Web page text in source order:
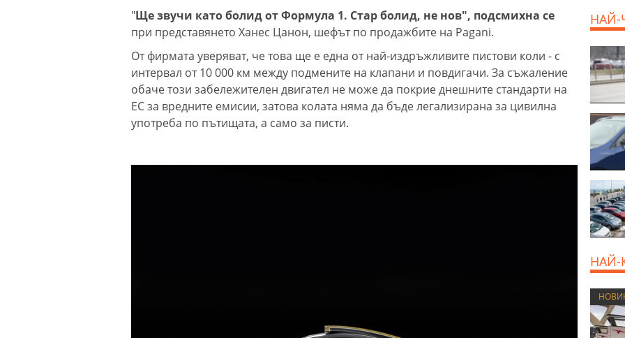
"Ще звучи като болид от Формула 1. Стар болид, не нов", подсмихна се
при представянето Ханес Цанон, шефът по продажбите на Pagani.
От фирмата уверяват, че това ще е една от най-издръжливите пистови коли - с
интервал от 10 000 км между подмените на клапани и повдигачи. За съжаление
обаче този забележителен двигател не може да покрие днешните стандарти на
ЕС за вредните емисии, затова колата няма да бъде легализирана за цивилна
употреба по пътищата, а само за писти.
НАЙ-
НАЙ-